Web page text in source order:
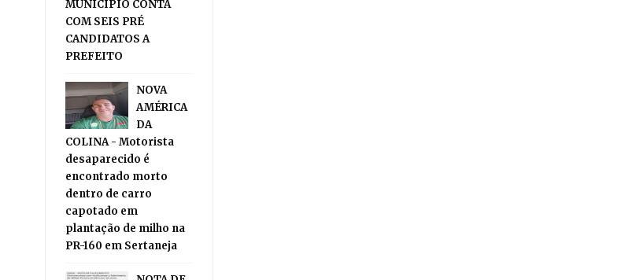
MUNICÍPIO CONTA
COM SEIS PRÉ
CANDIDATOS A
PREFEITO
NOVA
AMÉRICA
DA
COLINA - Motorista
desaparecido é
encontrado morto
dentro de carro
capotado em
plantação de milho na
PR-160 em Sertaneja